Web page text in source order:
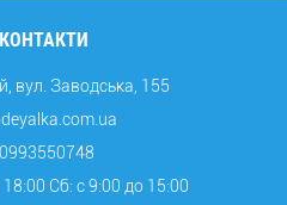
вул. Заводська, 155
Сб: c 9:00 до 15:00